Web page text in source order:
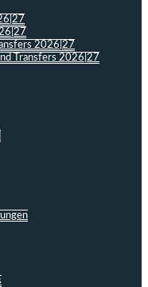
2026|27
Transfers 2026|27